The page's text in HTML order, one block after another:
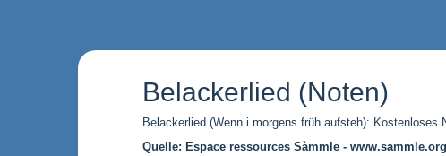
Belackerlied (Noten)
Belackerlied (Wenn i morgens früh aufsteh):
Quelle: Espace ressources Sàmmle - www.sammle.org